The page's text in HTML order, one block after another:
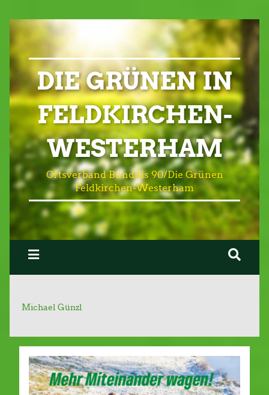
DIE GRÜNEN IN
FELDKIRCHEN-
WESTERHAM
Ortsverband Bündnis 90/Die Grünen
Feldkirchen-Westerham
Michael Günzl